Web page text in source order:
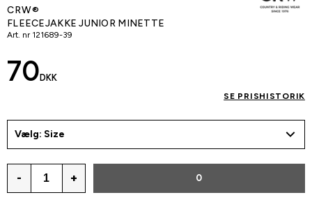
CRW®
FLEECEJAKKE JUNIOR MINETTE
Art. nr 121689-39
70 DKK
SE PRISHISTORIK
Vælg: Size
- + 0